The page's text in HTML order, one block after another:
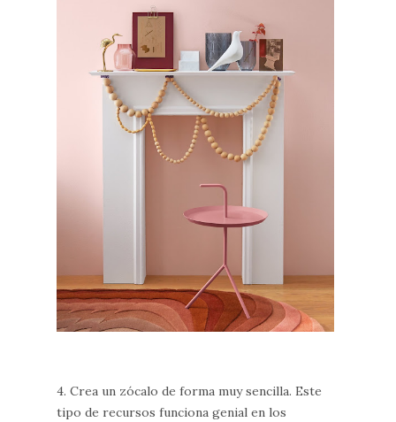
4. Crea un zócalo de forma muy sencilla. Este
tipo de recursos funciona genial en los